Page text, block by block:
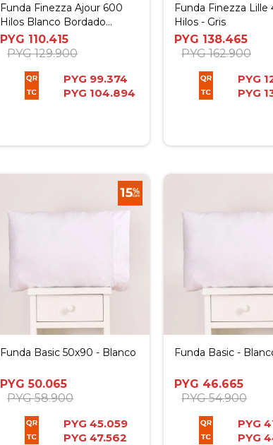
Funda Finezza Ajour 600
Hilos Blanco Bordado
Blanco - 45 x 45
PYG 110.415
PYG 129.900
PYG 99.374
PYG 104.894
Funda Finezza Lille
Hilos - Gris
PYG 138.465
PYG 162.900
PYG
PYG
Funda Basic 50x90 - Blanco
PYG 50.065
PYG 58.900
PYG 45.059
PYG 47.562
Funda Basic -
PYG 46.665
PYG 54.900
PYG
PYG